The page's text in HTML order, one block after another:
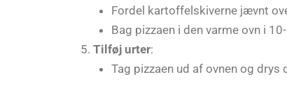
Fordel kartoffelskiverne jævnt
Bag pizzaen i den varme ovn i
Tilføj urter:
Tag pizzaen ud af ovnen og